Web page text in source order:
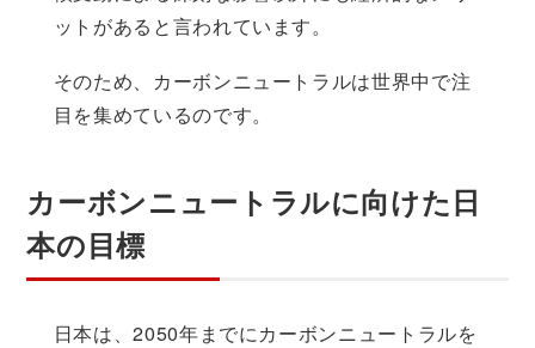
ットがあると言われています。
そのため、カーボンニュートラルは世界中で注
目を集めているのです。
カーボンニュートラルに向けた日
本の目標
日本は、2050年までにカーボンニュートラルを